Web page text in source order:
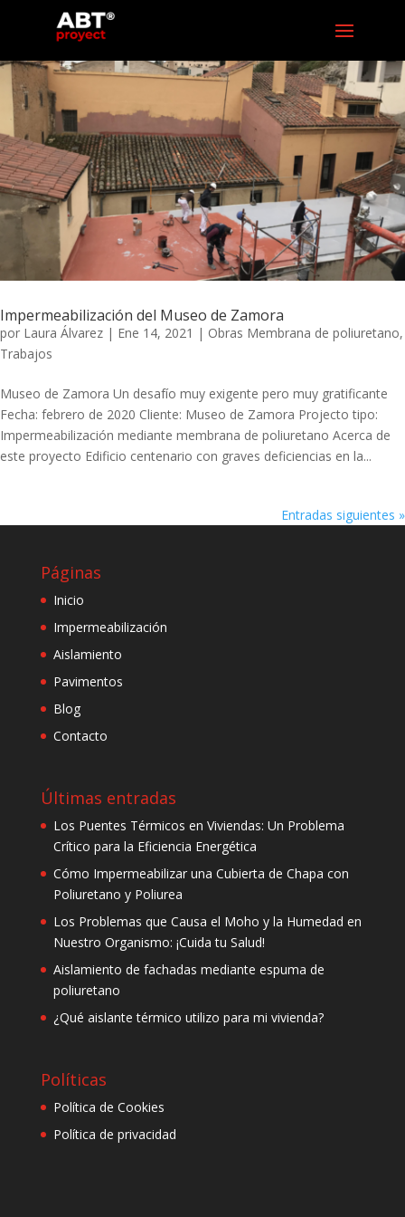
Impermeabilización del Museo de Zamora
por Laura Álvarez | Ene 14, 2021 | Obras Membrana de poliuretano,
Trabajos
Museo de Zamora Un desafío muy exigente pero muy gratificante
Fecha: febrero de 2020 Cliente: Museo de Zamora Projecto tipo:
Impermeabilización mediante membrana de poliuretano Acerca de
este proyecto Edificio centenario con graves deficiencias en la...
Entradas siguientes »
Páginas
Inicio
Impermeabilización
Aislamiento
Pavimentos
Blog
Contacto
Últimas entradas
Los Puentes Térmicos en Viviendas: Un Problema
Crítico para la Eficiencia Energética
Cómo Impermeabilizar una Cubierta de Chapa con
Poliuretano y Poliurea
Los Problemas que Causa el Moho y la Humedad en
Nuestro Organismo: ¡Cuida tu Salud!
Aislamiento de fachadas mediante espuma de
poliuretano
¿Qué aislante térmico utilizo para mi vivienda?
Políticas
Política de Cookies
Política de privacidad